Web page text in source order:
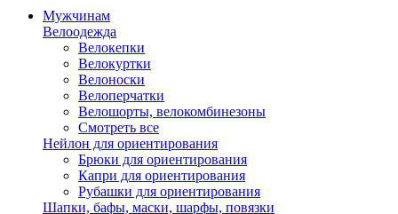
Мужчинам
Велоодежда
Велокепки
Велокуртки
Велоноски
Велоперчатки
Велошорты, велокомбинезоны
Смотреть все
Нейлон для ориентирования
Брюки для ориентирования
Капри для ориентирования
Рубашки для ориентирования
Шапки, бафы, маски, шарфы, повязки